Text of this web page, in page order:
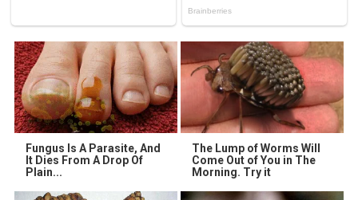
Fungus Is A Parasite, And
It Dies From A Drop Of
Plain...
The Lump of Worms Will
Come Out of You in The
Morning. Try it